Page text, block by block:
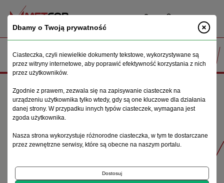
PL
Nożyce gilotynowe Nożyce szablowe
Nożyce szablowe do blachy METCOR HS1300
Produkty
Dbamy o Twoją prywatność
Ciasteczka, czyli niewielkie dokumenty tekstowe, wykorzystywane są
przez witryny internetowe, aby poprawić efektywność korzystania z nich
przez użytkowników.
Zgodnie z prawem, zezwala się na zapisywanie ciasteczek na
urządzeniu użytkownika tylko wtedy, gdy są one kluczowe dla działania
danej strony. W przypadku innych typów ciasteczek, wymagana jest
zgoda użytkownika.
Nasza strona wykorzystuje różnorodne ciasteczka, w tym te dostarczane
przez zewnętrzne serwisy, które są obecne na naszym portalu.
Dostosuj